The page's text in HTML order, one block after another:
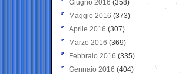
Giugno 2016 (358)
Maggio 2016 (373)
Aprile 2016 (307)
Marzo 2016 (369)
Febbraio 2016 (335)
Gennaio 2016 (404)